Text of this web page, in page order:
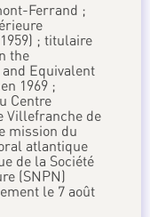
Ferrand ;
; titulaire
the
Equivalent
1969 ;
Centre
Villefranche de
mission du
atlantique
de la Société
(SNPN)
le 7 août